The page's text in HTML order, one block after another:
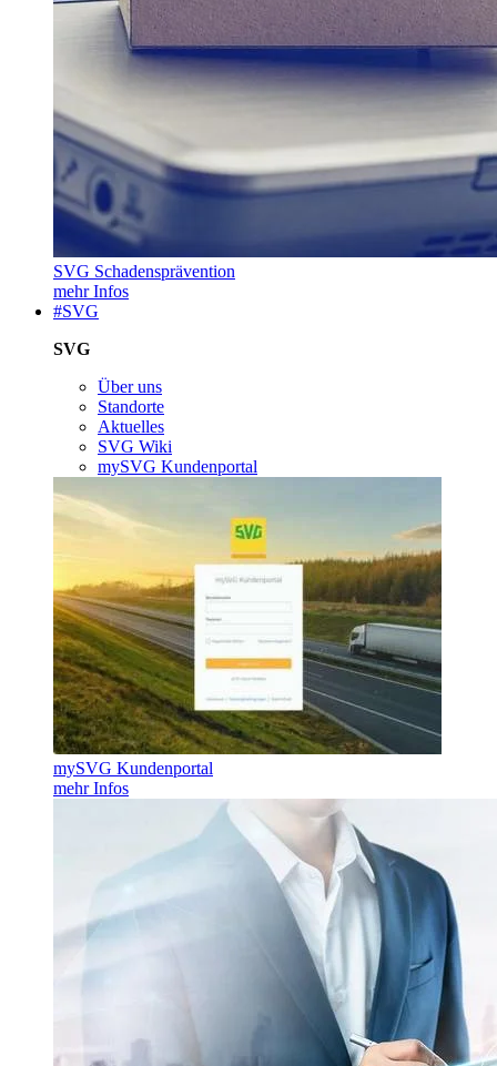
SVG Schadensprävention
mehr Infos
#SVG
SVG
Über uns
Standorte
Aktuelles
SVG Wiki
mySVG Kundenportal
mySVG Kundenportal
mehr Infos